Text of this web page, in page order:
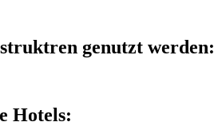
genutzt werden:
Hotels: